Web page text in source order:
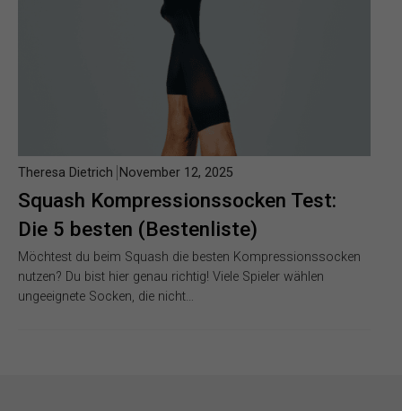
Squash Kompressionssocken Test:
Die 5 besten (Bestenliste)
Theresa Dietrich November 12, 2025
Möchtest du beim Squash die besten Kompressionssocken
nutzen? Du bist hier genau richtig! Viele Spieler wählen
ungeeignete Socken, die nicht…